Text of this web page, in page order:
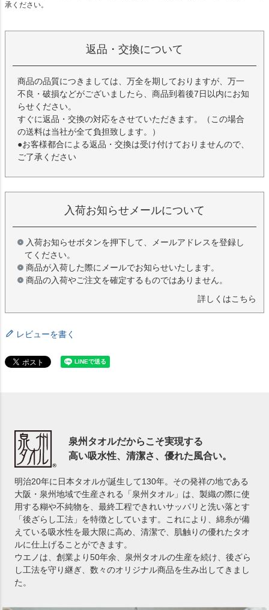
承ください。
返品・交換について
商品の品質につきましては、万全を期しておりますが、万一
不良・破損などがございましたら、商品到着後7日以内にお知
らせください。
すぐに返品・交換の対応をさせていただきます。（この場合
の送料は当社が全て負担致します。）
●お客様都合による返品・交換は受け付けておりませんので、
ご了承ください
入荷お知らせメールについて
入荷お知らせボタンを押下して、メールアドレスを登録し
てください。
商品が入荷した際にメールでお知らせいたします。
商品の入荷やご注文を確定するものではありません。
詳しくはこちら
レビューを書く
泉州タオルだからこそ実現する
高い吸水性、清潔さ、優れた風合い。
明治20年に日本タオルが誕生して130年。その発祥の地である
大阪・泉州地域で生産される「泉州タオル」は、製織の際に使
用する糊や不純物を、最終工程できれいサッパリと洗い落とす
「後ざらし工法」を特徴としています。これにより、綿糸が備
えている吸水性を最大限に高め、清潔で、肌触りの優れたタオ
ルに仕上げることができます。
ウエノは、創業より50年余、泉州タオルの生産を続け、後ざら
し工法を守り継ぎ、数々のオリジナル商品を生み出してきまし
た。